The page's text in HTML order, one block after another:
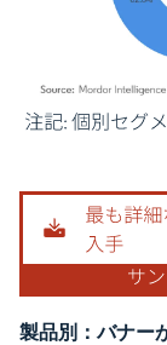
画像 © Mordor
製品別：バナー